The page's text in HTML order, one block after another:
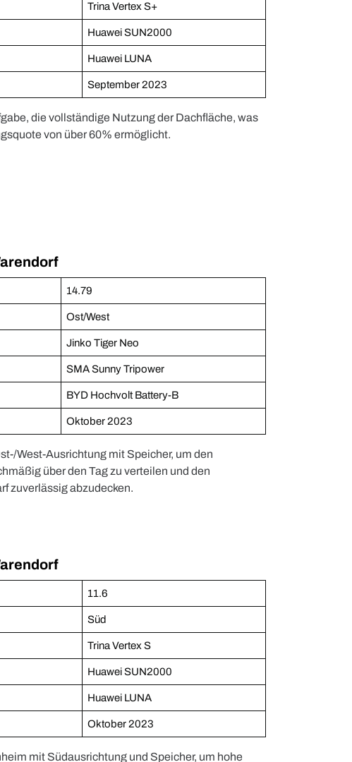
Trina Vertex S+
Huawei SUN2000
Huawei LUNA
September 2023
die vollständige Nutzung der Dachfläche, was
von über 60% ermöglicht.
14.79
Ost/West
Jinko Tiger Neo
SMA Sunny Tripower
BYD Hochvolt Battery-B
Oktober 2023
West-Ausrichtung mit Speicher, um den
über den Tag zu verteilen und den
zuverlässig abzudecken.
11.6
Süd
Trina Vertex S
Huawei SUN2000
Huawei LUNA
Oktober 2023
mit Südausrichtung und Speicher, um hohe